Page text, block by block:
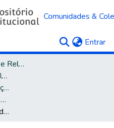
Comunidades &
Entrar
Teses, Dissertações e Relatórios
Teses, Dissertações e Relatórios defendidos na UCS
Programa de Pós-Graduação em Direito
Mestrado Acadêmico em Direito
A cidade como ambiente das reivindicações cidadãs por moradia e o papel de mediação política e jurídica da defensoria pública